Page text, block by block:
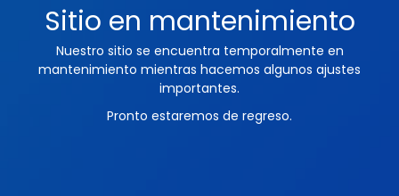
Sitio en mantenimiento
Nuestro sitio se encuentra temporalmente en
mantenimiento mientras hacemos algunos ajustes
importantes.
Pronto estaremos de regreso.